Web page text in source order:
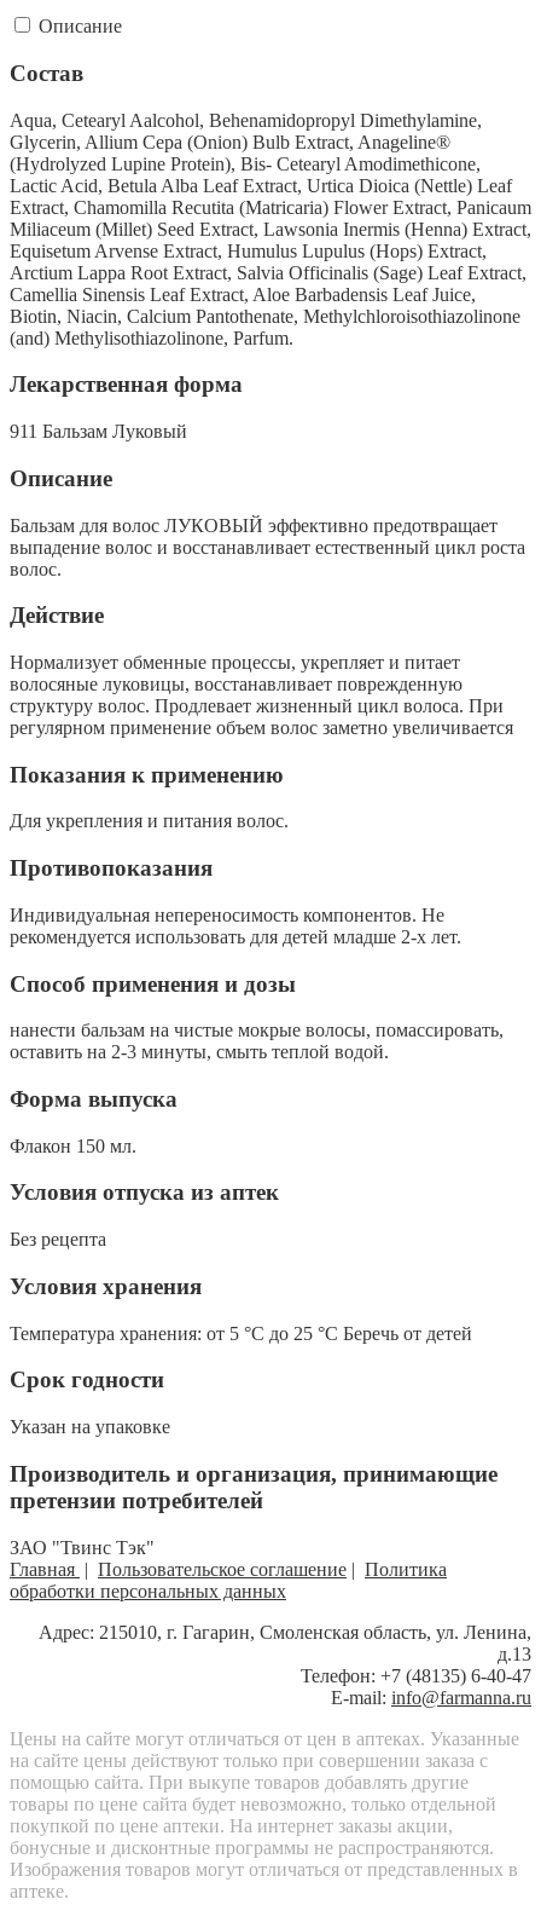
Описание
Состав
Aqua, Cetearyl Aalcohol, Behenamidopropyl Dimethylamine,
Glycerin, Allium Cepa (Onion) Bulb Extract, Anageline®
(Hydrolyzed Lupine Protein), Bis- Cetearyl Amodimethicone,
Lactic Acid, Betula Alba Leaf Extract, Urtica Dioica (Nettle) Leaf
Extract, Chamomilla Recutita (Matricaria) Flower Extract, Panicaum
Miliaceum (Millet) Seed Extract, Lawsonia Inermis (Henna) Extract,
Equisetum Arvense Extract, Humulus Lupulus (Hops) Extract,
Arctium Lappa Root Extract, Salvia Officinalis (Sage) Leaf Extract,
Camellia Sinensis Leaf Extract, Aloe Barbadensis Leaf Juice,
Biotin, Niacin, Calcium Pantothenate, Methylchloroisothiazolinone
(and) Methylisothiazolinone, Parfum.
Лекарственная форма
911 Бальзам Луковый
Описание
Бальзам для волос ЛУКОВЫЙ эффективно предотвращает
выпадение волос и восстанавливает естественный цикл роста
волос.
Действие
Нормализует обменные процессы, укрепляет и питает
волосяные луковицы, восстанавливает поврежденную
структуру волос. Продлевает жизненный цикл волоса. При
регулярном применение объем волос заметно увеличивается
Показания к применению
Для укрепления и питания волос.
Противопоказания
Индивидуальная непереносимость компонентов. Не
рекомендуется использовать для детей младше 2-х лет.
Способ применения и дозы
нанести бальзам на чистые мокрые волосы, помассировать,
оставить на 2-3 минуты, смыть теплой водой.
Форма выпуска
Флакон 150 мл.
Условия отпуска из аптек
Без рецепта
Условия хранения
Температура хранения: от 5 °C до 25 °C Беречь от детей
Срок годности
Указан на упаковке
Производитель и организация, принимающие
претензии потребителей
ЗАО "Твинс Тэк"
Главная | Пользовательское соглашение | Политика
обработки персональных данных
Адрес: 215010, г. Гагарин, Смоленская область, ул. Ленина,
д.13
Телефон: +7 (48135) 6-40-47
E-mail: info@farmanna.ru
Цены на сайте могут отличаться от цен в аптеках. Указанные
на сайте цены действуют только при совершении заказа с
помощью сайта. При выкупе товаров добавлять другие
товары по цене сайта будет невозможно, только отдельной
покупкой по цене аптеки. На интернет заказы акции,
бонусные и дисконтные программы не распространяются.
Изображения товаров могут отличаться от представленных в
аптеке.